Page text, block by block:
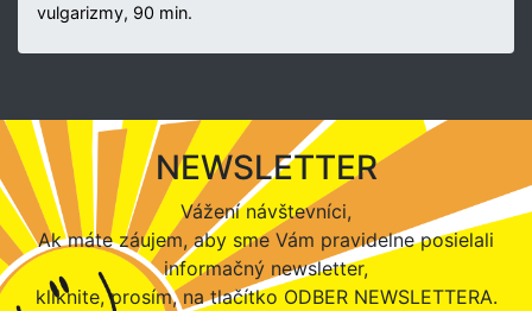
vulgarizmy, 90 min.
NEWSLETTER
Vážení návštevníci,
Ak máte záujem, aby sme Vám pravidelne posielali
informačný newsletter,
kliknite, prosím, na tlačítko ODBER NEWSLETTERA.